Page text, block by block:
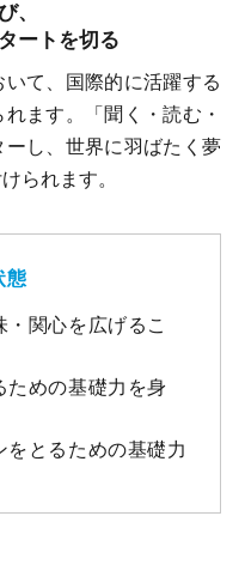
、
ートを切る
て、国際的に活躍する
ます。「聞く・読む・
し、世界に羽ばたく夢
られます。
態
関心を広げるこ
ための基礎力を身
をとるための基礎力